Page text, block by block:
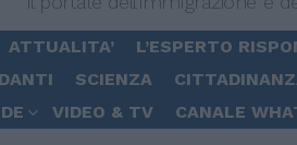
ATTUALITA’ L’ESPERTO
SCIENZA
VIDEO & TV CANALE